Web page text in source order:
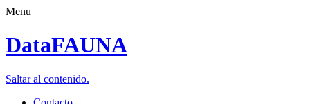
Menu
DataFAUNA
Saltar al contenido.